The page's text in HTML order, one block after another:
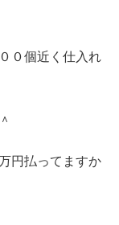
０個近く仕入れ
円払ってますか